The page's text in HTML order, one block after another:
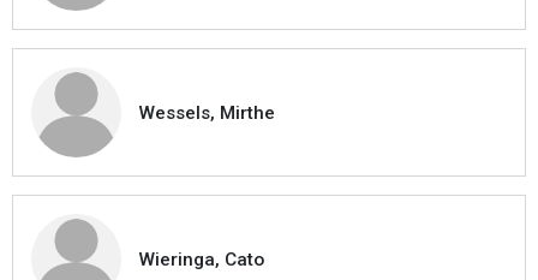
Wessels, Mirthe
Wieringa, Cato